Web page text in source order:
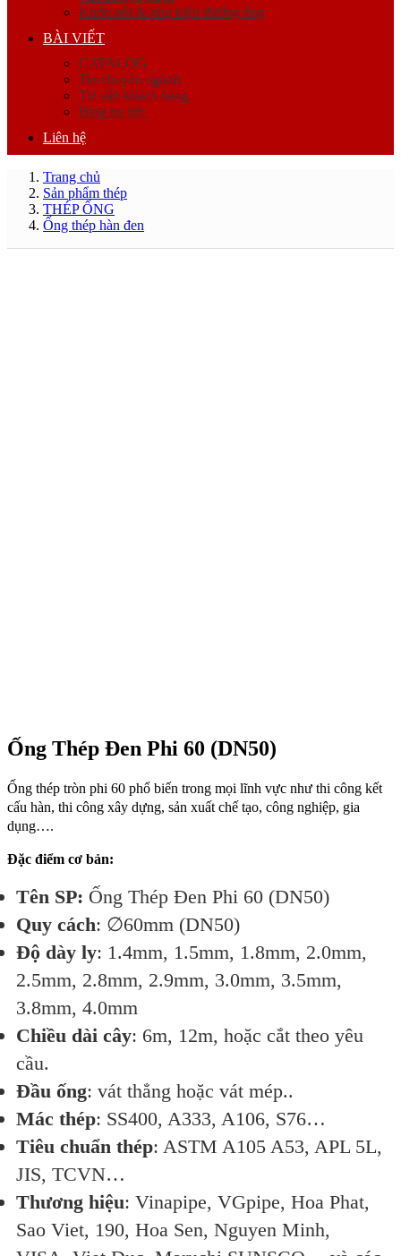
Khớp nối & phụ kiện đường ống
BÀI VIẾT
CATALOG
Tin chuyên ngành
Tư vấn khách hàng
Blog tin tức
Liên hệ
Trang chủ
Sản phẩm thép
THÉP ỐNG
Ống thép hàn đen
Ống Thép Đen Phi 60 (DN50)
Ống thép tròn phi 60 phổ biến trong mọi lĩnh vực như thi công kết
cấu hàn, thi công xây dựng, sản xuất chế tạo, công nghiệp, gia
dụng….
Đặc điểm cơ bản:
Tên SP: Ống Thép Đen Phi 60 (DN50)
Quy cách: ∅60mm (DN50)
Độ dày ly: 1.4mm, 1.5mm, 1.8mm, 2.0mm,
2.5mm, 2.8mm, 2.9mm, 3.0mm, 3.5mm,
3.8mm, 4.0mm
Chiều dài cây: 6m, 12m, hoặc cắt theo yêu
cầu.
Đầu ống: vát thẳng hoặc vát mép..
Mác thép: SS400, A333, A106, S76…
Tiêu chuẩn thép: ASTM A105 A53, APL 5L,
JIS, TCVN…
Thương hiệu: Vinapipe, VGpipe, Hoa Phat,
Sao Viet, 190, Hoa Sen, Nguyen Minh,